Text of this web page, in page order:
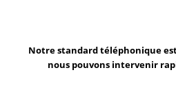
Notre standard téléphonique
nous pouvons intervenir